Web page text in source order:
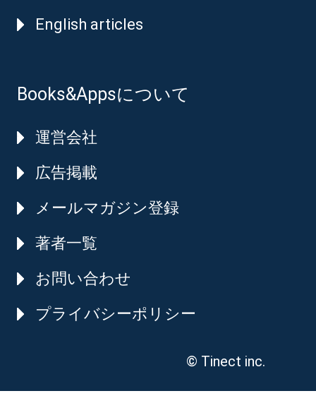
English articles
Books&Appsについて
運営会社
広告掲載
メールマガジン登録
著者一覧
お問い合わせ
プライバシーポリシー
© Tinect inc.